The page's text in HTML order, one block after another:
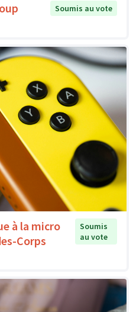
Soumis au vote
à la micro
Corps
Soumis
au vote